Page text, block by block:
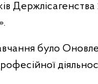
було